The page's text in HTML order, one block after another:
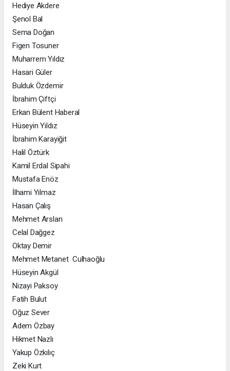
Hediye Akdere
Şenol Bal
Sema Doğan
Figen Tosuner
Muharrem Yıldız
Hasari Güler
Bulduk Özdemir
İbrahim Çiftçi
Erkan Bülent Haberal
Hüseyin Yıldız
İbrahim Karayiğit
Halil Öztürk
Kamil Erdal Sipahi
Mustafa Enöz
İlhami Yılmaz
Hasan Çalış
Mehmet Arslan
Celal Dağgez
Oktay Demir
Mehmet Metanet Culhaoğlu
Hüseyin Akgül
Nizayi Paksoy
Fatih Bulut
Oğuz Sever
Adem Özbay
Hikmet Nazlı
Yakup Özkılıç
Zeki Kurt